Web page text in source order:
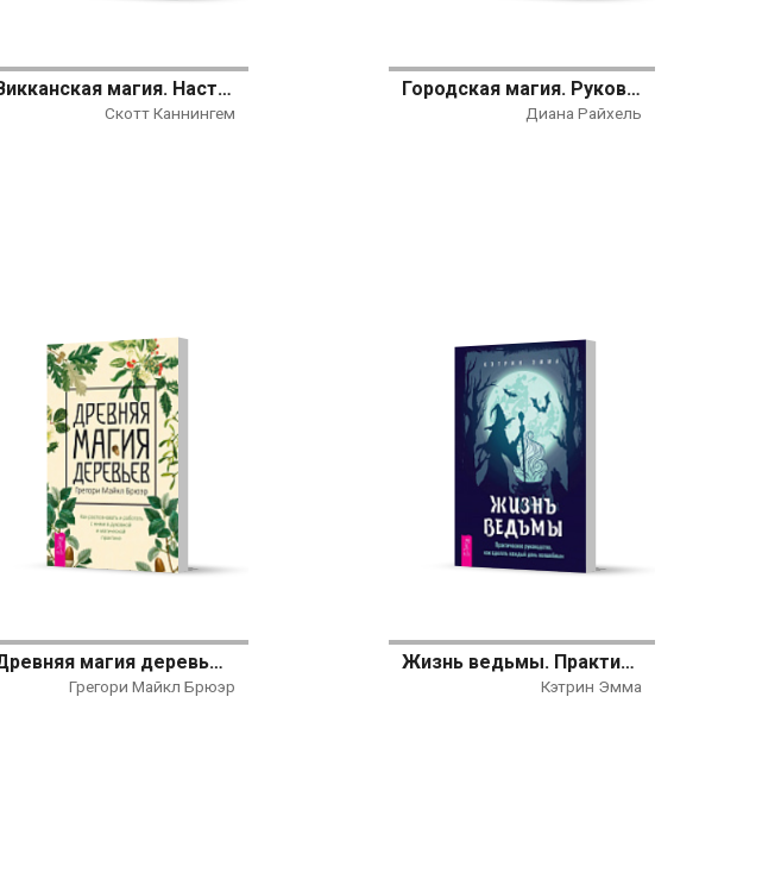
Викканская магия. Настольная книга современной ведьмы (новое оформление)
Скотт Каннингем
Городская магия. Руководство для ведьмы, живущей в большом городе
Диана Райхель
Древняя магия деревьев. Как распознавать и работать с ними в духовной и магической практике
Грегори Майкл Брюэр
Жизнь ведьмы. Практическое руководство, как сделать каждый день волшебным
Кэтрин Эмма